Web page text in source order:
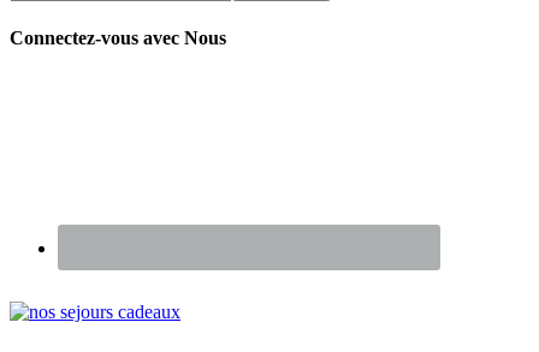
Connectez-vous avec Nous